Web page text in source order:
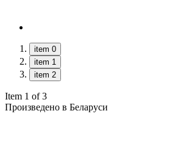
item 0
item 1
item 2
Item 1 of 3
Произведено в Беларуси